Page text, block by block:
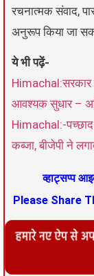
रचनात्मक संवाद,
अनुरूप किया जा
ये भी पढ़ें-
Himachal:सरकार
आवश्यक सुधार –
Himachal:-पच्छाद
कब्जा, बीजेपी ने
व्हाट्सप्प
Please Share